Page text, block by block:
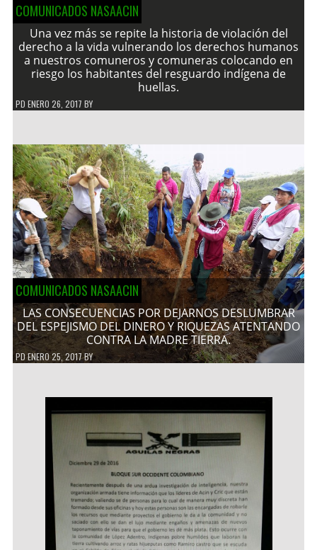
COMUNICADOS NASAACIN
Una vez más se repite la historia de violación del
derecho a la vida vulnerando los derechos humanos
a nuestros comuneros y comuneras colocando en
riesgo los habitantes del resguardo indígena de
huellas.
PD ENERO 26, 2017 BY
COMUNICADOS NASAACIN
LAS CONSECUENCIAS POR DEJARNOS DESLUMBRAR
DEL ESPEJISMO DEL DINERO Y RIQUEZAS ATENTANDO
CONTRA LA MADRE TIERRA.
PDENERO 25, 2017BY